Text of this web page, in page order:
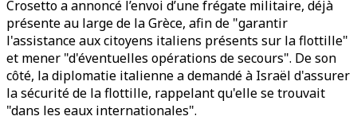
Crosetto a annoncé l’envoi d’une frégate militaire, déjà
présente au large de la Grèce, afin de "garantir
l'assistance aux citoyens italiens présents sur la flottille"
et mener "d'éventuelles opérations de secours". De son
côté, la diplomatie italienne a demandé à Israël d'assurer
la sécurité de la flottille, rappelant qu'elle se trouvait
"dans les eaux internationales".